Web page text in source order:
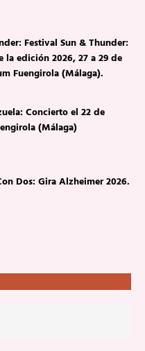
Festival Sun & Thunder:
la edición 2026, 27 a 29 de
Fuengirola (Málaga).
Concierto el 22 de
(Málaga)
Dos: Gira Alzheimer 2026.